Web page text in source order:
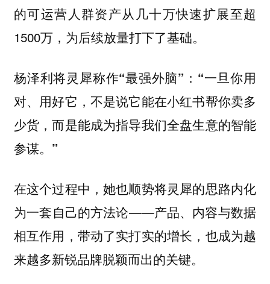
的可运营人群资产从几十万快速扩展至超
1500万，为后续放量打下了基础。
杨泽利将灵犀称作“最强外脑”：“一旦你用
对、用好它，不是说它能在小红书帮你卖多
少货，而是能成为指导我们全盘生意的智能
参谋。”
在这个过程中，她也顺势将灵犀的思路内化
为一套自己的方法论——产品、内容与数据
相互作用，带动了实打实的增长，也成为越
来越多新锐品牌脱颖而出的关键。